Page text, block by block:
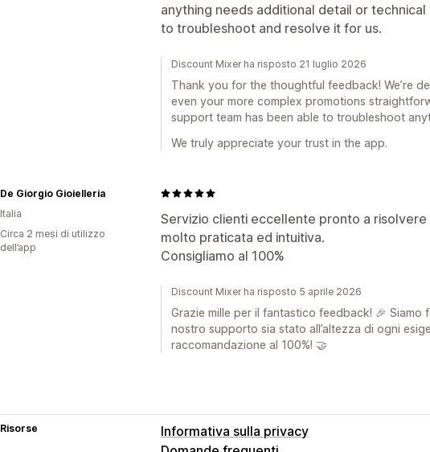
anything needs additional detail or
to troubleshoot and resolve it for us.
Discount Mixer ha risposto 21 luglio 2026
Thank you for the thoughtful feedback! We’re
even your more complex promotions
support team has been able to troubleshoot
We truly appreciate your trust in the app.
Servizio clienti eccellente pronto a
molto praticata ed intuitiva.
Consigliamo al 100%
De Giorgio Gioielleria
Italia
Circa 2 mesi di utilizzo
dell’app
Discount Mixer ha risposto 5 aprile 2026
Grazie mille per il fantastico feedback! 🎉 Siamo
nostro supporto sia stato all’altezza di ogni
raccomandazione al 100%! 🤝
Risorse
Informativa sulla privacy